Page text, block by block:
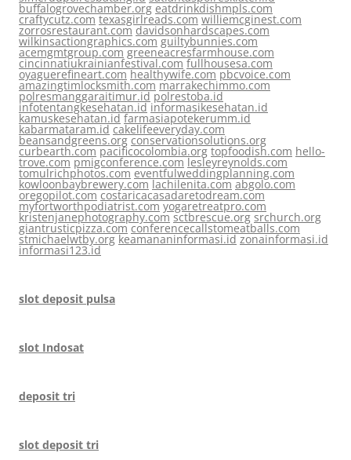
buffalogrovechamber.org eatdrinkdishmpls.com
craftycutz.com texasgirlreads.com williemcginest.com
zorrosrestaurant.com davidsonhardscapes.com
wilkinsactiongraphics.com guiltybunnies.com
acemgmtgroup.com greeneacresfarmhouse.com
cincinnatiukrainianfestival.com fullhousesa.com
oyaguerefineart.com healthywife.com pbcvoice.com
amazingtimlocksmith.com marrakechimmo.com
polresmanggaraitimur.id polrestoba.id
infotentangkesehatan.id informasikesehatan.id
kamuskesehatan.id farmasiapotekerumm.id
kabarmataram.id cakelifeeveryday.com
beansandgreens.org conservationsolutions.org
curbearth.com pacificocolombia.org topfoodish.com hello-
trove.com pmigconference.com lesleyreynolds.com
tomulrichphotos.com eventfulweddingplanning.com
kowloonbaybrewery.com lachilenita.com abgolo.com
oregopilot.com costaricacasadaretodream.com
myfortworthpodiatrist.com yogaretreatpro.com
kristenjanephotography.com sctbrescue.org srchurch.org
giantrusticpizza.com conferencecallstomeatballs.com
stmichaelwtby.org keamananinformasi.id zonainformasi.id
informasi123.id
slot deposit pulsa
slot Indosat
deposit tri
slot deposit tri